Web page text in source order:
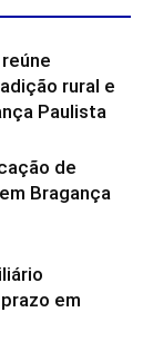
rural e
Paulista
de
Bragança
em